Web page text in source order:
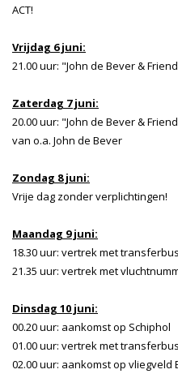
ACT!
Vrijdag 6 juni:
21.00 uur: "John de Bever &
Zaterdag 7 juni:
20.00 uur: "John de Bever &
van o.a. John de Bever
Zondag 8 juni:
Vrije dag zonder verplichtingen!
Maandag 9 juni:
18.30 uur: vertrek met
21.35 uur: vertrek met
Dinsdag 10 juni:
00.20 uur: aankomst op Schiphol
01.00 uur: vertrek met
02.00 uur: aankomst op vliegveld